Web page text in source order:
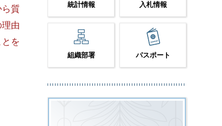
ら質
由
を
統計情報 入札情報
組織部署 パスポート